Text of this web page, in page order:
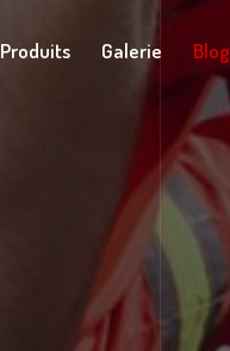
Produits Galerie Blog